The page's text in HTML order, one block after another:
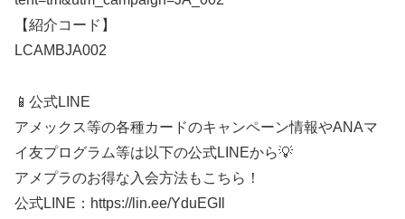
【紹介コード】
LCAMBJA002
📱公式LINE
アメックス等の各種カードのキャンペーン情報やANAマ
イ友プログラム等は以下の公式LINEから💡
アメプラのお得な入会方法もこちら！
公式LINE：https://lin.ee/YduEGIl